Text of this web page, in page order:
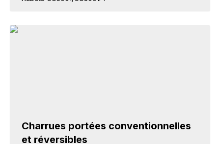
Charrues portées conventionnelles
et réversibles